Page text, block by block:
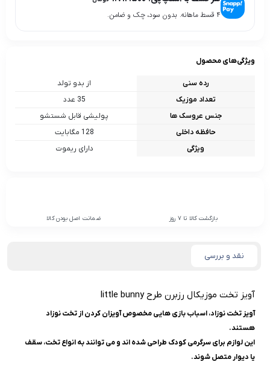
۴ قسط ماهانه. بدون سود، چک و ضامن.
ویژگی‌های محصول
رده سنی
از بدو تولد
تعداد موزیک
35 عدد
جنس عروسک ها
پولیشی قابل شستشو
حافظه داخلی
128 مگابایت
ویژگی
دارای ریموت
بازگشت کالا تا 7 روز ضمانت اصل بودن کالا
نقد و بررسی
آویز تخت موزیکال رزبرن طرح little bunny
آویز تخت نوزاد، اسباب ‌بازی ‌هایی مخصوص آویزان کردن از تخت نوزاد
هستند.
این لوازم برای سرگرمی کودک طراحی شده‌ اند و می ‌توانند به انواع تخت، سقف
یا دیوار متصل شوند.